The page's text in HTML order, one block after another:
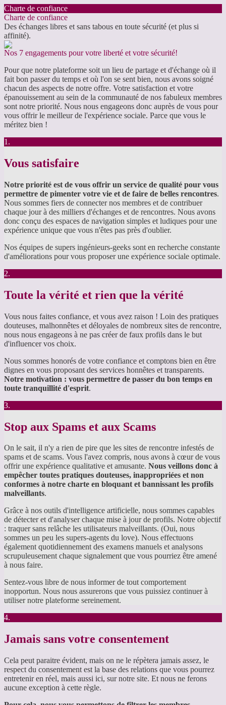
Charte de confiance
Charte de confiance
Des échanges libres et sans tabous en toute sécurité (et plus si
affinité).
Nos 7 engagements pour votre liberté et votre sécurité!
Pour que notre plateforme soit un lieu de partage et d'échange où il
fait bon passer du temps et où l'on se sent bien, nous avons soigné
chacun des aspects de notre offre. Votre satisfaction et votre
épanouissement au sein de la communauté de nos fabuleux membres
sont notre priorité. Nous nous engageons donc auprès de vous pour
vous offrir le meilleur de l'expérience sociale. Parce que vous le
méritez bien !
1.
Vous satisfaire
Notre priorité est de vous offrir un service de qualité pour vous
permettre de pimenter votre vie et de faire de belles rencontres.
Nous sommes fiers de connecter nos membres et de contribuer
chaque jour à des milliers d'échanges et de rencontres. Nous avons
donc conçu des espaces de navigation simples et ludiques pour une
expérience unique que vous n'êtes pas près d'oublier.
Nos équipes de supers ingénieurs-geeks sont en recherche constante
d'améliorations pour vous proposer une expérience sociale optimale.
2.
Toute la vérité et rien que la vérité
Vous nous faites confiance, et vous avez raison ! Loin des pratiques
douteuses, malhonnêtes et déloyales de nombreux sites de rencontre,
nous nous engageons à ne pas créer de faux profils dans le but
d'influencer vos choix.
Nous sommes honorés de votre confiance et comptons bien en être
dignes en vous proposant des services honnêtes et transparents.
Notre motivation : vous permettre de passer du bon temps en
toute tranquillité d'esprit.
3.
Stop aux Spams et aux Scams
On le sait, il n'y a rien de pire que les sites de rencontre infestés de
spams et de scams. Vous l'avez compris, nous avons à cœur de vous
offrir une expérience qualitative et amusante. Nous veillons donc à
empêcher toutes pratiques douteuses, inappropriées et non
conformes à notre charte en bloquant et bannissant les profils
malveillants.
Grâce à nos outils d'intelligence artificielle, nous sommes capables
de détecter et d'analyser chaque mise à jour de profils. Notre objectif
: traquer sans relâche les utilisateurs malveillants. (Oui, nous
sommes un peu les supers-agents du love). Nous effectuons
également quotidiennement des examens manuels et analysons
scrupuleusement chaque signalement que vous pourriez être amené
à nous faire.
Sentez-vous libre de nous informer de tout comportement
inopportun. Nous nous assurerons que vous puissiez continuer à
utiliser notre plateforme sereinement.
4.
Jamais sans votre consentement
Cela peut paraitre évident, mais on ne le répètera jamais assez, le
respect du consentement est la base des relations que vous pourrez
entretenir en réel, mais aussi ici, sur notre site. Et nous ne ferons
aucune exception à cette règle.